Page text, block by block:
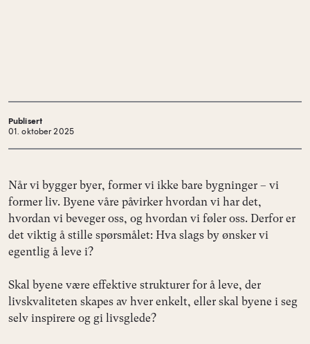
Publisert
01. oktober 2025
Når vi bygger byer, former vi ikke bare bygninger – vi
former liv. Byene våre påvirker hvordan vi har det,
hvordan vi beveger oss, og hvordan vi føler oss. Derfor er
det viktig å stille spørsmålet: Hva slags by ønsker vi
egentlig å leve i?
Skal byene være effektive strukturer for å leve, der
livskvaliteten skapes av hver enkelt, eller skal byene i seg
selv inspirere og gi livsglede?